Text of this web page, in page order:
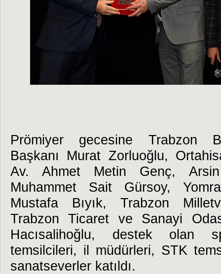
Prömiyer gecesine Trabzon
Başkanı Murat Zorluoğlu,
Av. Ahmet Metin Genç, Arsin
Muhammet Sait Gürsoy,
Mustafa Bıyık, Trabzon
Trabzon Ticaret ve Sanayi
Hacısalihoğlu, destek olan
temsilcileri, il müdürleri, STK
sanatseverler katıldı.